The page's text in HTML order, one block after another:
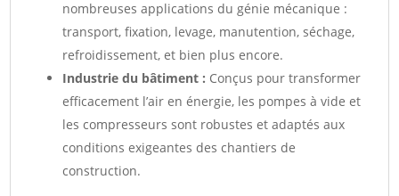
nombreuses applications du génie mécanique :
transport, fixation, levage, manutention, séchage,
refroidissement, et bien plus encore.
Industrie du bâtiment : Conçus pour transformer
efficacement l’air en énergie, les pompes à vide et
les compresseurs sont robustes et adaptés aux
conditions exigeantes des chantiers de
construction.